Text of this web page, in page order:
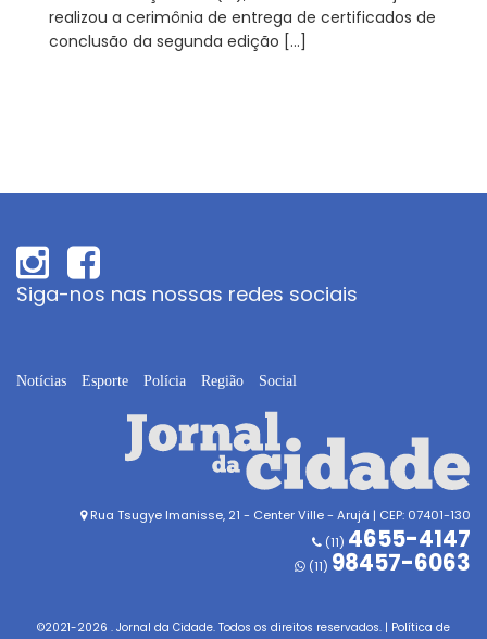
realizou a cerimônia de entrega de certificados de
conclusão da segunda edição […]
Siga-nos nas nossas redes sociais
Notícias Esporte Polícia Região Social
Rua Tsugye Imanisse, 21 - Center Ville - Arujá | CEP: 07401-130
(11) 4655-4147
(11) 98457-6063
©2021-2026 . Jornal da Cidade. Todos os direitos reservados. | Política de